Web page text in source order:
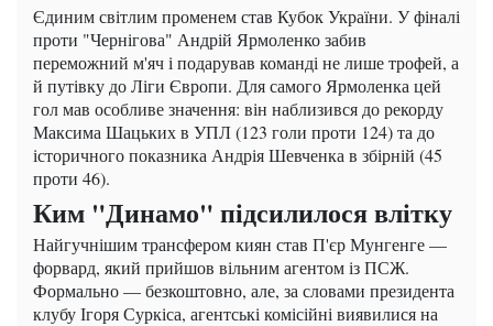
Єдиним світлим променем став Кубок України. У фіналі
проти "Чернігова" Андрій Ярмоленко забив
переможний м'яч і подарував команді не лише трофей, а
й путівку до Ліги Європи. Для самого Ярмоленка цей
гол мав особливе значення: він наблизився до рекорду
Максима Шацьких в УПЛ (123 голи проти 124) та до
історичного показника Андрія Шевченка в збірній (45
проти 46).
Ким "Динамо" підсилилося влітку
Найгучнішим трансфером киян став П'єр Мунгенге —
форвард, який прийшов вільним агентом із ПСЖ.
Формально — безкоштовно, але, за словами президента
клубу Ігоря Суркіса, агентські комісійні виявилися на